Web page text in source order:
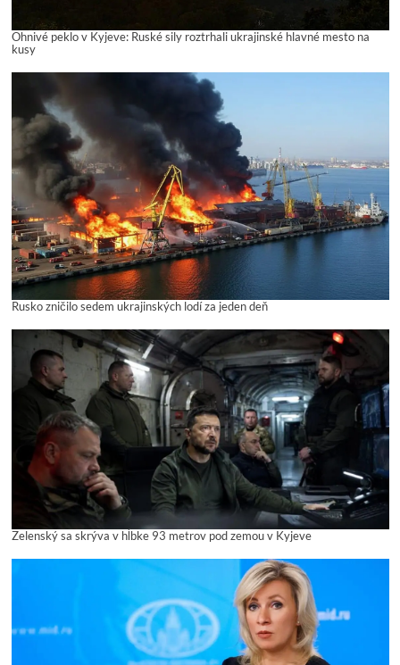
Ohnivé peklo v Kyjeve: Ruské sily roztrhali ukrajinské hlavné mesto na
kusy
Rusko zničilo sedem ukrajinských lodí za jeden deň
Zelenský sa skrýva v hĺbke 93 metrov pod zemou v Kyjeve